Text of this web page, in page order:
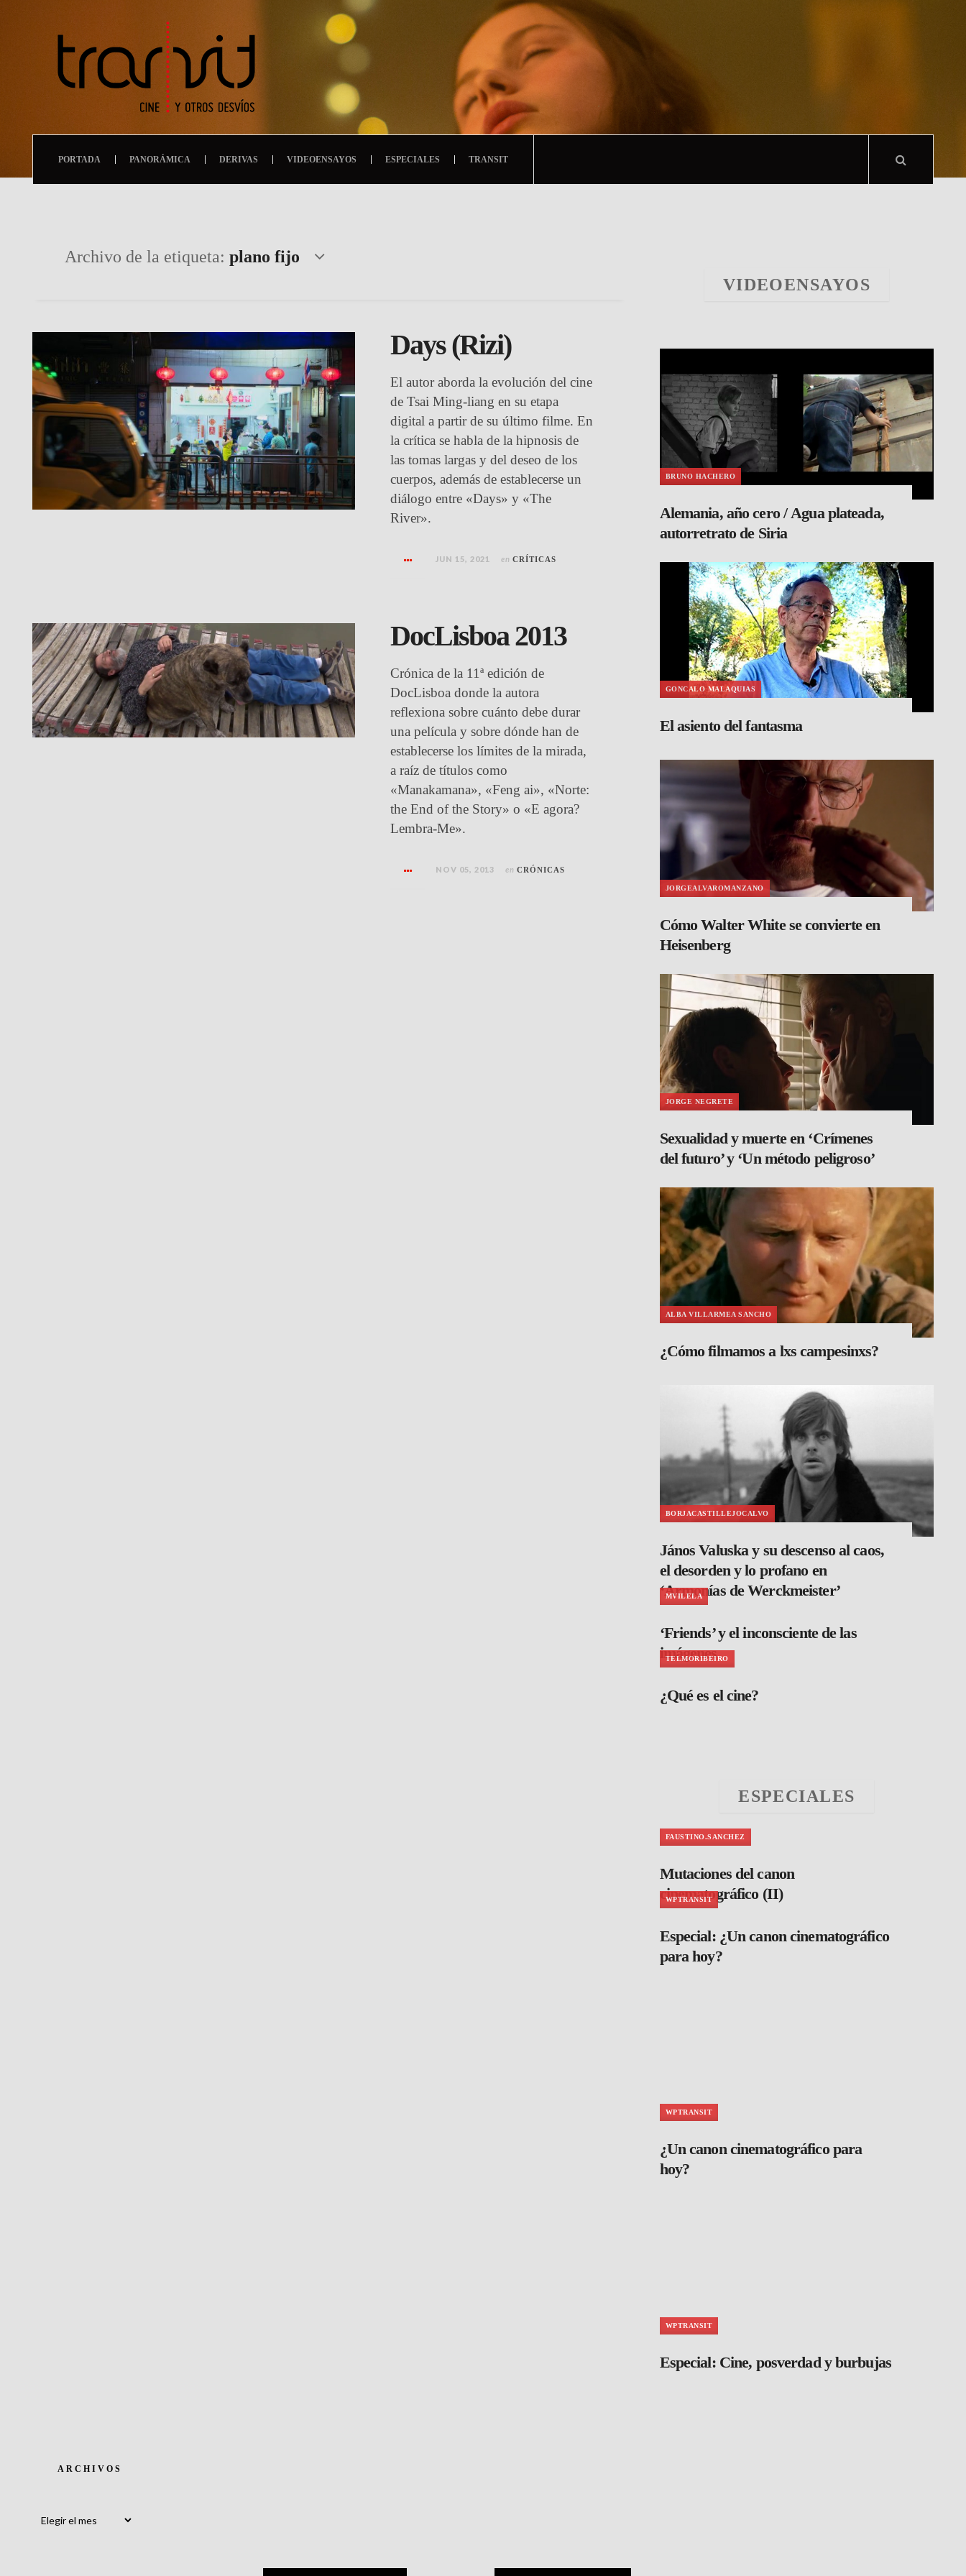
PORTADA PANORÁMICA DERIVAS VIDEOENSAYOS ESPECIALES TRANSIT
Archivo de la etiqueta: plano fijo
Days (Rizi)
El autor aborda la evolución del cine
de Tsai Ming-liang en su etapa
digital a partir de su último filme. En
la crítica se habla de la hipnosis de
las tomas largas y del deseo de los
cuerpos, además de establecerse un
diálogo entre «Days» y «The
River».
JUN 15, 2021 en CRÍTICAS
DocLisboa 2013
Crónica de la 11ª edición de
DocLisboa donde la autora
reflexiona sobre cuánto debe durar
una película y sobre dónde han de
establecerse los límites de la mirada,
a raíz de títulos como
«Manakamana», «Feng ai», «Norte:
the End of the Story» o «E agora?
Lembra-Me».
NOV 05, 2013 en CRÓNICAS
VIDEOENSAYOS
BRUNO HACHERO
Alemania, año cero / Agua plateada,
autorretrato de Siria
GONCALO MALAQUIAS
El asiento del fantasma
JORGEALVAROMANZANO
Cómo Walter White se convierte en
Heisenberg
JORGE NEGRETE
Sexualidad y muerte en ‘Crímenes
del futuro’ y ‘Un método peligroso’
ALBA VILLARMEA SANCHO
¿Cómo filmamos a lxs campesinxs?
BORJACASTILLEJOCALVO
János Valuska y su descenso al caos,
el desorden y lo profano en
‘Armonías de Werckmeister’
MVILELA
‘Friends’ y el inconsciente de las
imágenes
TELMORIBEIRO
¿Qué es el cine?
ESPECIALES
FAUSTINO.SANCHEZ
Mutaciones del canon
cinematográfico (II)
WPTRANSIT
Especial: ¿Un canon cinematográfico
para hoy?
WPTRANSIT
¿Un canon cinematográfico para
hoy?
WPTRANSIT
Especial: Cine, posverdad y burbujas
ARCHIVOS